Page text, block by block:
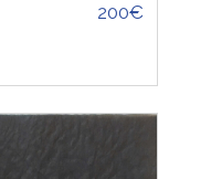
200€